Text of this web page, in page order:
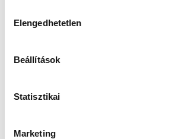
Elengedhetetlen
Beállítások
Statisztikai
Marketing
SZERZŐ